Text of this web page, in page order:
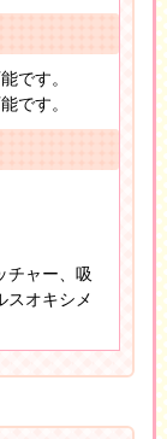
です。
です。
チャー、吸
スオキシメ